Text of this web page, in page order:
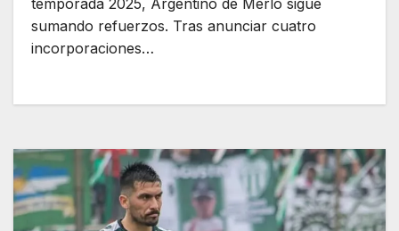
temporada 2025, Argentino de Merlo sigue
sumando refuerzos. Tras anunciar cuatro
incorporaciones…